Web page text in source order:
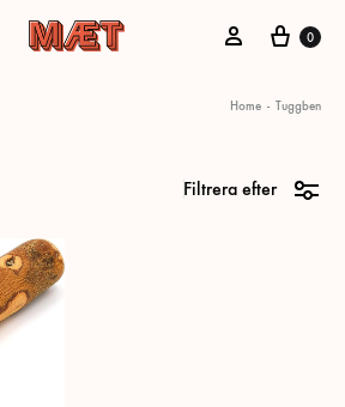
Mitt kontoVagn
0
Home - Tuggben
Filtrera efter